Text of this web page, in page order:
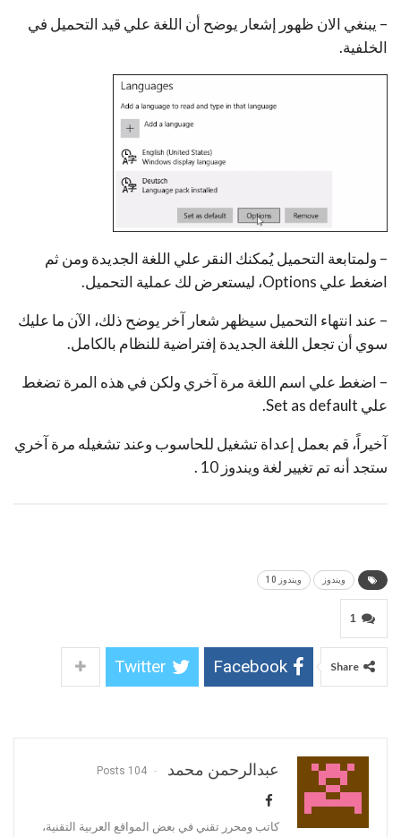
– يبنغي الان ظهور إشعار يوضح أن اللغة علي قيد التحميل في
الخلفية.
– ولمتابعة التحميل يُمكنك النقر علي اللغة الجديدة ومن ثم
اضغط علي Options، ليستعرض لك عملية التحميل.
– عند انتهاء التحميل سيظهر شعار آخر يوضح ذلك، الآن ما عليك
سوي أن تجعل اللغة الجديدة إفتراضية للنظام بالكامل.
– اضغط علي اسم اللغة مرة آخري ولكن في هذه المرة تضغط
علي Set as default.
آخيراً، قم بعمل إعداة تشغيل للحاسوب وعند تشغيله مرة آخري
ستجد أنه تم تغيير لغة ويندوز 10 .
ويندوز ويندوز 10
1
Share
Facebook
Twitter
عبدالرحمن محمد 104 Posts
كاتب ومحرر تقني في بعض المواقع العربية التقنية،